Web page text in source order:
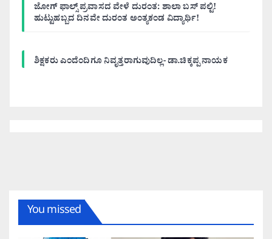
ಜೋಗ್ ಫಾಲ್ಸ್ ಪ್ರವಾಸದ ವೇಳೆ ದುರಂತ: ಶಾಲಾ ಬಸ್ ಪಲ್ಟಿ!
ಹುಟ್ಟುಹಬ್ಬದ ದಿನವೇ ದುರಂತ ಅಂತ್ಯಕಂಡ ವಿದ್ಯಾರ್ಥಿ!
ಶಿಕ್ಷಕರು ಎಂದೆಂದಿಗೂ ನಿವೃತ್ತರಾಗುವುದಿಲ್ಲ- ಡಾ.ಚಿಕ್ಕಪ್ಪ ನಾಯಕ
You missed